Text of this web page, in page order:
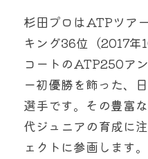
杉田プロはATPツア
キング36位（2017年
コートのATP250ア
ー初優勝を飾った、
選手です。その豊富
代ジュニアの育成に
ェクトに参画します。